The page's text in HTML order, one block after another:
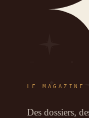
LE MAGAZINE
Des dossiers,